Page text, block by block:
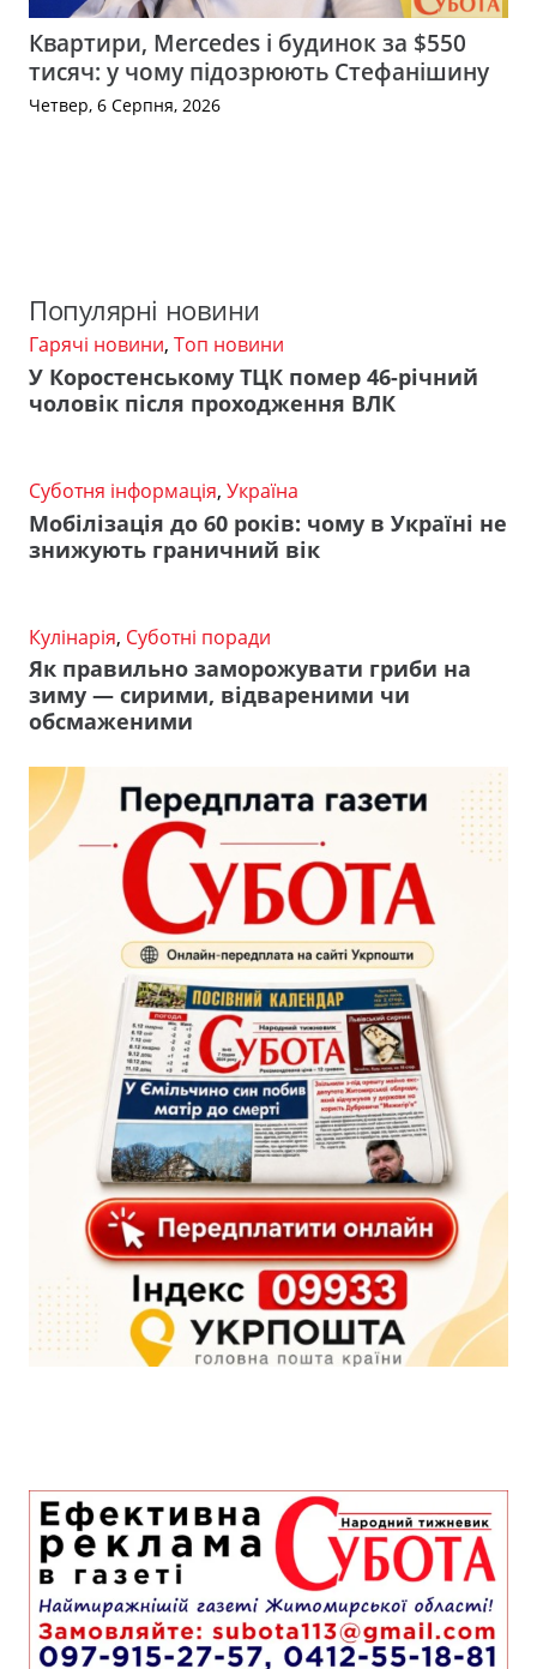
Квартири, Mercedes і будинок за $550
тисяч: у чому підозрюють Стефанішину
Четвер, 6 Серпня, 2026
Популярні новини
Гарячі новини, Топ новини
У Коростенському ТЦК помер 46-річний
чоловік після проходження ВЛК
Суботня інформація, Україна
Мобілізація до 60 років: чому в Україні не
знижують граничний вік
Кулінарія, Суботні поради
Як правильно заморожувати гриби на
зиму — сирими, відвареними чи
обсмаженими